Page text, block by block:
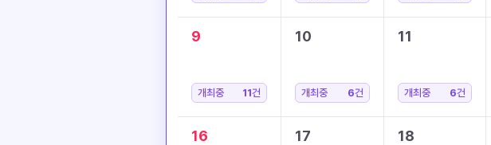
9
개최중 11건
10
개최중 6건
11
개최중 6건
16 17 18